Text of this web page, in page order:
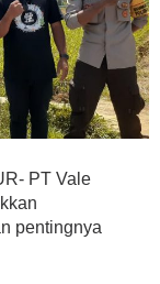
PT Vale
pentingnya